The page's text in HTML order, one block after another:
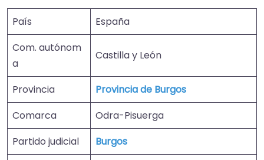
País
España
Com. autónom
a
Castilla y León
Provincia
Provincia de Burgos
Comarca
Odra-Pisuerga
Partido judicial
Burgos